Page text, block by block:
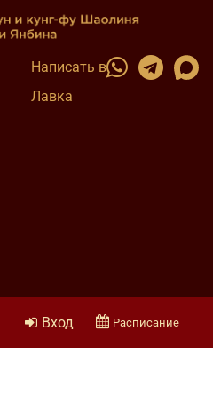
Написать в
Лавка
Вход Расписание